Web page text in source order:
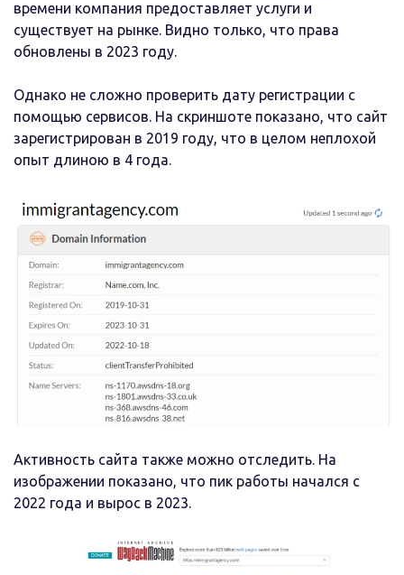
времени компания предоставляет услуги и
существует на рынке. Видно только, что права
обновлены в 2023 году.
Однако не сложно проверить дату регистрации с
помощью сервисов. На скриншоте показано, что сайт
зарегистрирован в 2019 году, что в целом неплохой
опыт длиною в 4 года.
Активность сайта также можно отследить. На
изображении показано, что пик работы начался с
2022 года и вырос в 2023.